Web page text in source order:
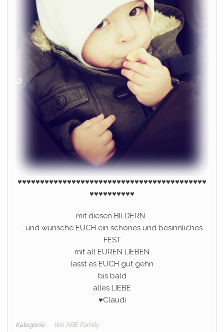
♥♥♥♥♥♥♥♥♥♥♥♥♥♥♥♥♥♥♥♥♥♥♥♥♥♥♥♥♥♥♥♥♥♥♥♥♥♥♥♥♥♥
♥♥♥♥♥♥♥♥♥♥
mit diesen BILDERN…
…und wünsche EUCH ein schönes und besinnliches
FEST
mit all EUREN LIEBEN
lasst es EUCH gut gehn
bis bald
alles LIEBE
♥Claudi
Kategorie We ARE Family